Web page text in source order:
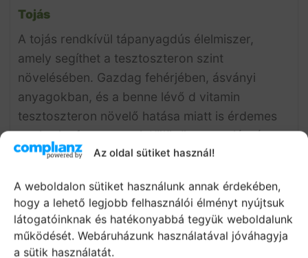
Az oldal sütiket használ!
A weboldalon sütiket használunk annak érdekében,
hogy a lehető legjobb felhasználói élményt nyújtsuk
látogatóinknak és hatékonyabbá tegyük weboldalunk
működését. Webáruházunk használatával jóváhagyja
a sütik használatát.
Tojás
A tojás rendkívül tápanyagdús élelmiszer,
amely segíthet a tesztoszteron szint
növelésében. Gazdag fehérjében, ásványi
anyagokban, és a benne lévő d vitamin
tesztoszteron növelő hatása miatt is érdemes
napi szint fogyasztani. Különösen a tojássárga
tartalmazza a legtöbb tápanyagot. Próbálj ki
spenóttal, gombával és sajttal, vagy egy
tojásrántottát kockára vágott paradicsommal
és hagymával.